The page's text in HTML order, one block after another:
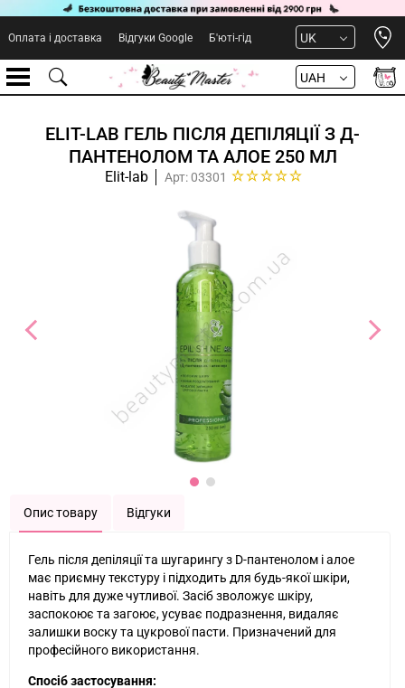
Оплата і доставка Відгуки Google Б'юті-гід UK
UAH
ELIT-LAB ГЕЛЬ ПІСЛЯ ДЕПІЛЯЦІЇ З Д-
ПАНТЕНОЛОМ ТА АЛОЕ 250 МЛ
Elit-lab Арт: 03301
Опис товару Відгуки
Гель після депіляції та шугарингу з D-пантенолом і алое
має приємну текстуру і підходить для будь-якої шкіри,
навіть для дуже чутливої. Засіб зволожує шкіру,
заспокоює та загоює, усуває подразнення, видаляє
залишки воску та цукрової пасти. Призначений для
професійного використання.
Спосіб застосування: